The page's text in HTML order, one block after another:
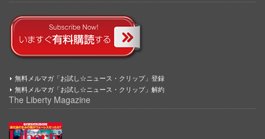
無料メルマガ「お試し☆ニュース・クリップ」登録
無料メルマガ「お試し☆ニュース・クリップ」解約
The Liberty Magazine